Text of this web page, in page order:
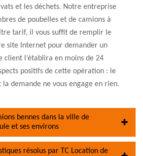
et les déchets. Notre entreprise
de poubelles et de camions à
tarif, il vous suffit de remplir le
site Internet pour demander un
client l’établira en moins de 24
positifs de cette opération : le
demande ne vous engage en rien.
bennes dans la ville de
et ses environs
résolus par TC Location de